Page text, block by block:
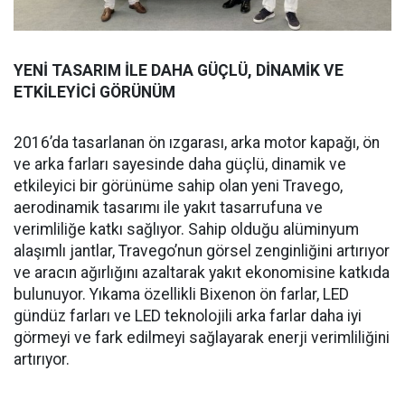
YENİ TASARIM İLE DAHA GÜÇLÜ, DİNAMİK VE
ETKİLEYİCİ GÖRÜNÜM
2016’da tasarlanan ön ızgarası, arka motor kapağı, ön
ve arka farları sayesinde daha güçlü, dinamik ve
etkileyici bir görünüme sahip olan yeni Travego,
aerodinamik tasarımı ile yakıt tasarrufuna ve
verimliliğe katkı sağlıyor. Sahip olduğu alüminyum
alaşımlı jantlar, Travego’nun görsel zenginliğini artırıyor
ve aracın ağırlığını azaltarak yakıt ekonomisine katkıda
bulunuyor. Yıkama özellikli Bixenon ön farlar, LED
gündüz farları ve LED teknolojili arka farlar daha iyi
görmeyi ve fark edilmeyi sağlayarak enerji verimliliğini
artırıyor.